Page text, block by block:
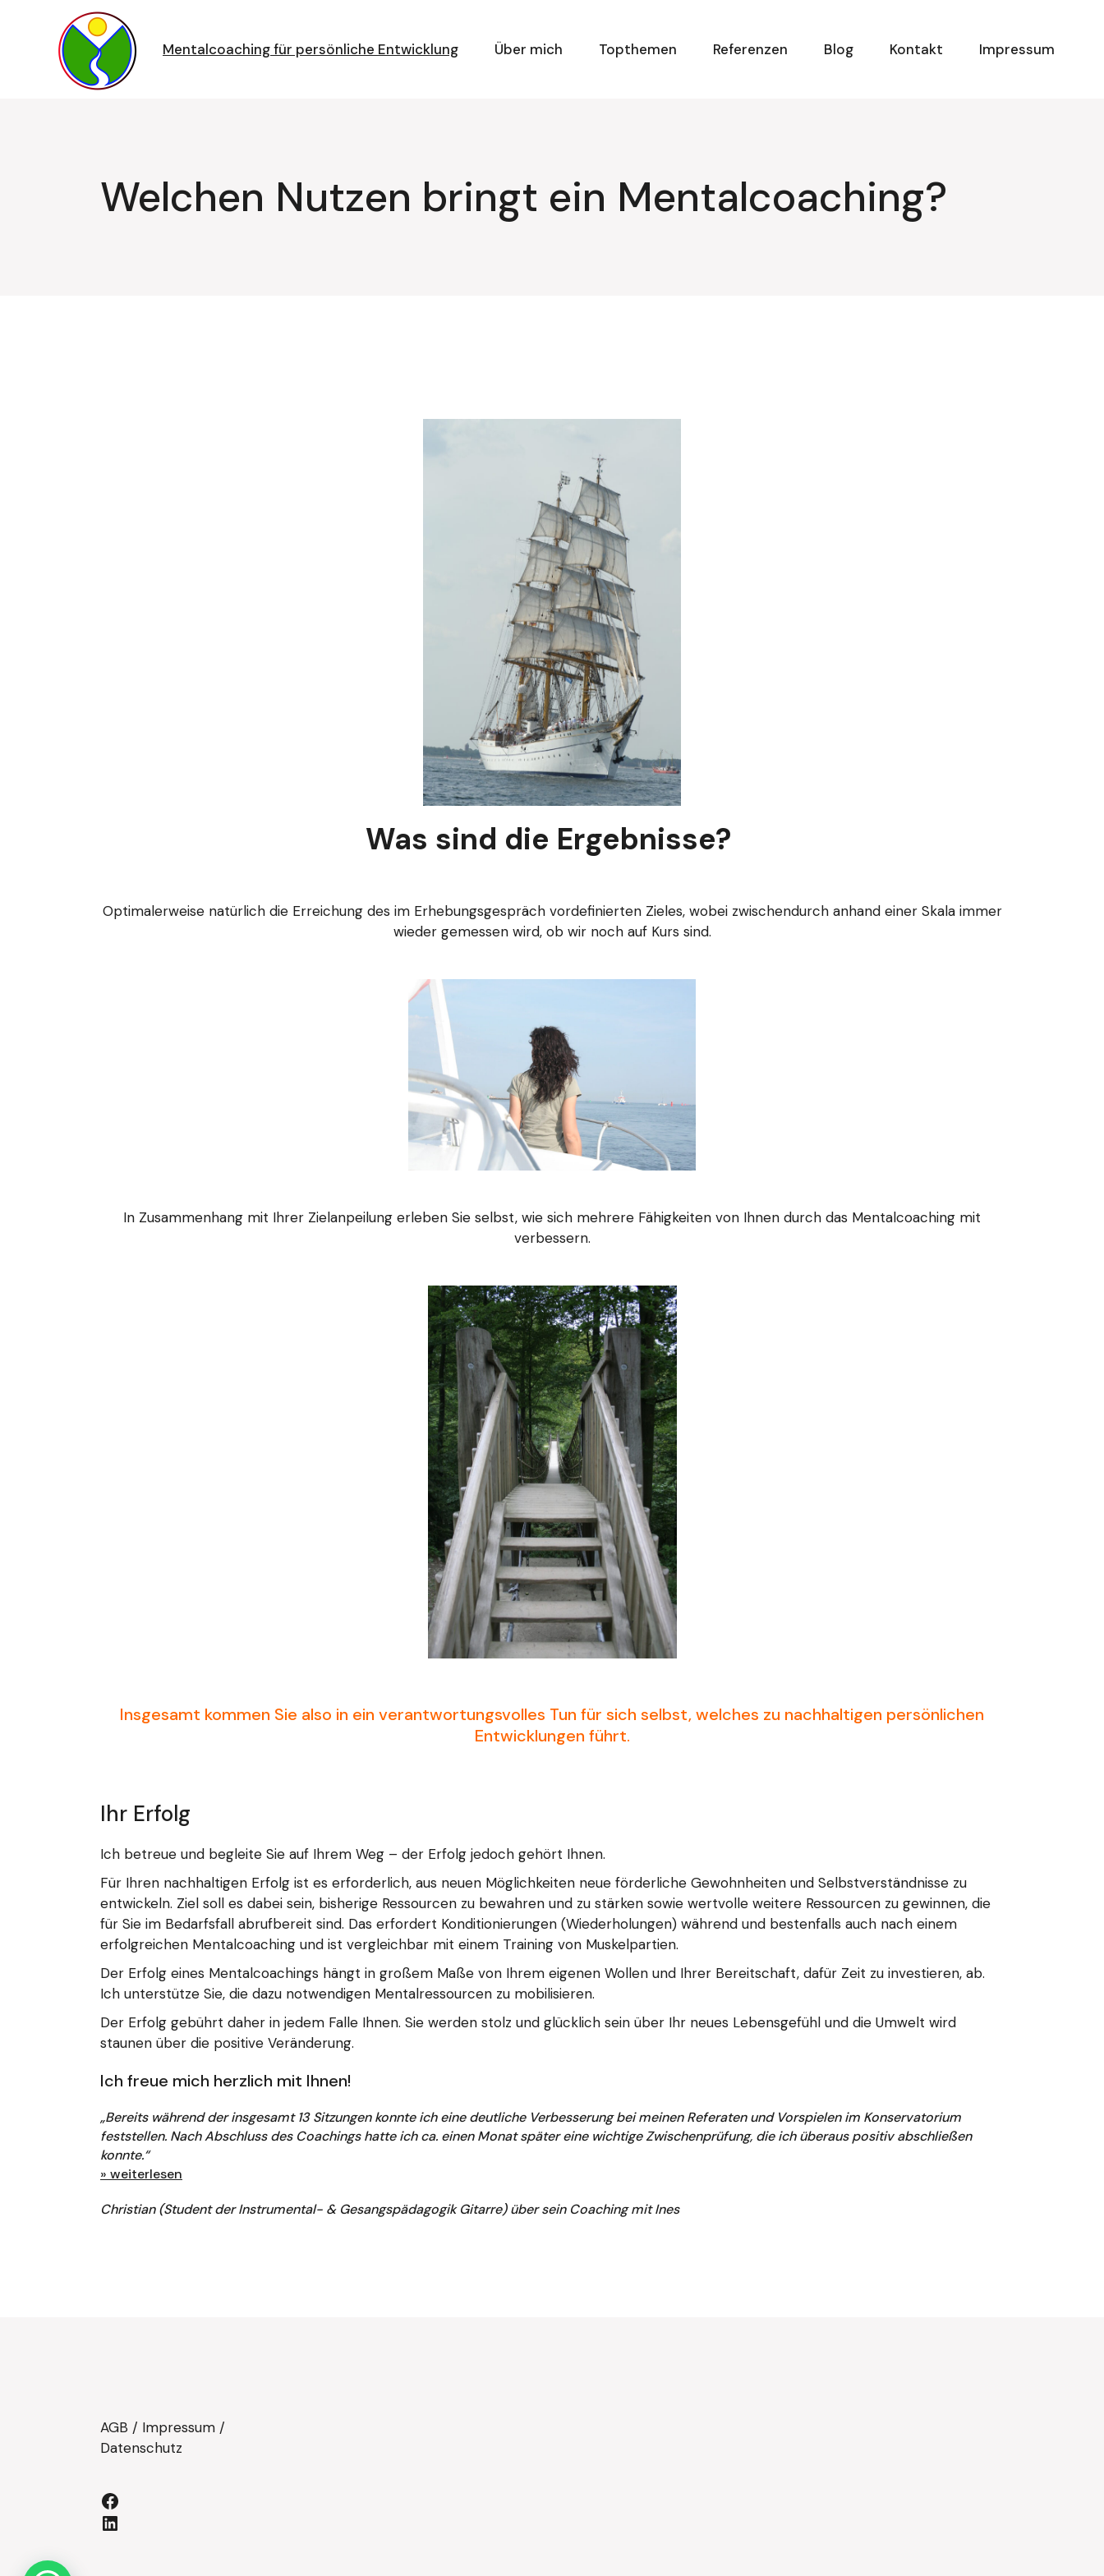
Mentalcoaching für persönliche Entwicklung
Über mich Topthemen Referenzen Blog Kontakt Impressum
Welchen Nutzen bringt ein Mentalcoaching?
Was sind die Ergebnisse?
Optimalerweise natürlich die Erreichung des im Erhebungsgespräch vordefinierten Zieles, wobei zwischendurch anhand einer Skala immer
wieder gemessen wird, ob wir noch auf Kurs sind.
In Zusammenhang mit Ihrer Zielanpeilung erleben Sie selbst, wie sich mehrere Fähigkeiten von Ihnen durch das Mentalcoaching mit
verbessern.
Insgesamt kommen Sie also in ein verantwortungsvolles Tun für sich selbst, welches zu nachhaltigen persönlichen
Entwicklungen führt.
Ihr Erfolg
Ich betreue und begleite Sie auf Ihrem Weg – der Erfolg jedoch gehört Ihnen.
Für Ihren nachhaltigen Erfolg ist es erforderlich, aus neuen Möglichkeiten neue förderliche Gewohnheiten und Selbstverständnisse zu
entwickeln. Ziel soll es dabei sein, bisherige Ressourcen zu bewahren und zu stärken sowie wertvolle weitere Ressourcen zu gewinnen, die
für Sie im Bedarfsfall abrufbereit sind. Das erfordert Konditionierungen (Wiederholungen) während und bestenfalls auch nach einem
erfolgreichen Mentalcoaching und ist vergleichbar mit einem Training von Muskelpartien.
Der Erfolg eines Mentalcoachings hängt in großem Maße von Ihrem eigenen Wollen und Ihrer Bereitschaft, dafür Zeit zu investieren, ab.
Ich unterstütze Sie, die dazu notwendigen Mentalressourcen zu mobilisieren.
Der Erfolg gebührt daher in jedem Falle Ihnen. Sie werden stolz und glücklich sein über Ihr neues Lebensgefühl und die Umwelt wird
staunen über die positive Veränderung.
Ich freue mich herzlich mit Ihnen!
„Bereits während der insgesamt 13 Sitzungen konnte ich eine deutliche Verbesserung bei meinen Referaten und Vorspielen im Konservatorium
feststellen. Nach Abschluss des Coachings hatte ich ca. einen Monat später eine wichtige Zwischenprüfung, die ich überaus positiv abschließen
konnte.“
» weiterlesen
Christian (Student der Instrumental- & Gesangspädagogik Gitarre) über sein Coaching mit Ines
AGB / Impressum /
Datenschutz
Facebook
LinkedIn